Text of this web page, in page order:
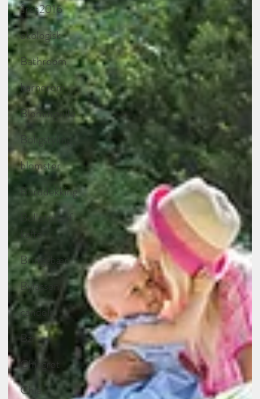
året2016
økologisk
Bathroom
barnerom
Blomingville
Boligstyling
blomster
Borddekking
Bulletproof
kaffe
Bringebær
Bylassen
candels
Bzr
Chiagrøt
Chia